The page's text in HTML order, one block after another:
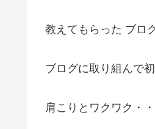
教えてもらった ブロ
ブログに取り組んで
肩こりとワクワク・